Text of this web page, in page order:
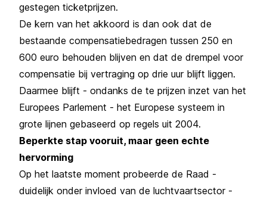
gestegen ticketprijzen.
De kern van het akkoord is dan ook dat de
bestaande compensatiebedragen tussen 250 en
600 euro behouden blijven en dat de drempel voor
compensatie bij vertraging op drie uur blijft liggen.
Daarmee blijft - ondanks de te prijzen inzet van het
Europees Parlement - het Europese systeem in
grote lijnen gebaseerd op regels uit 2004.
Beperkte stap vooruit, maar geen echte
hervorming
Op het laatste moment probeerde de Raad -
duidelijk onder invloed van de luchtvaartsector -